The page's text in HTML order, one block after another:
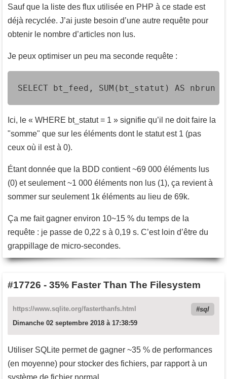
Sauf que la liste des flux utilisée en PHP à ce stade est
déjà recyclée. J’ai juste besoin d’une autre requête pour
obtenir le nombre d’articles non lus.
Je peux optimiser un peu ma seconde requête :
SELECT bt_feed, SUM(bt_statut) AS nbrun
Ici, le « WHERE bt_statut = 1 » signifie qu’il ne doit faire la
"somme" que sur les éléments dont le statut est 1 (pas
ceux où il est à 0).
Étant donnée que la BDD contient ~69 000 éléments lus
(0) et seulement ~1 000 éléments non lus (1), ça revient à
sommer sur seulement 1k éléments au lieu de 69k.
Ça me fait gagner environ 10~15 % du temps de la
requête : je passe de 0,22 s à 0,19 s. C’est loin d’être du
grappillage de micro-secondes.
#17726 - 35% Faster Than The Filesystem
https://www.sqlite.org/fasterthanfs.html
sql
Dimanche 02 septembre 2018 à 17:38:59
Utiliser SQLite permet de gagner ~35 % de performances
(en moyenne) pour stocker des fichiers, par rapport à un
système de fichier normal.